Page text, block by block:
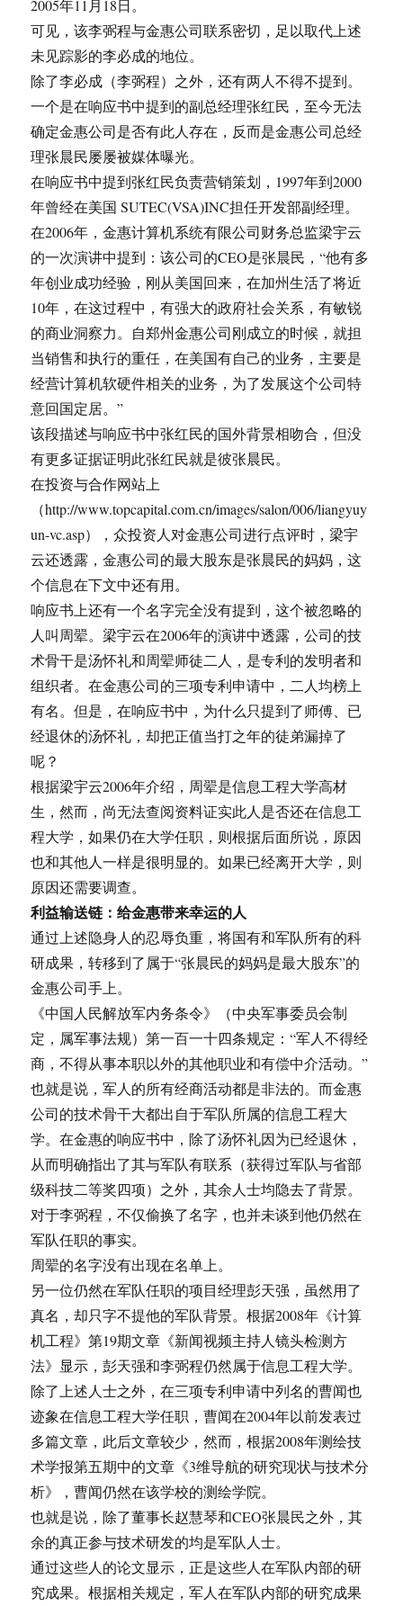
2005年11月18日。
可见，该李弼程与金惠公司联系密切，足以取代上述
未见踪影的李必成的地位。
除了李必成（李弼程）之外，还有两人不得不提到。
一个是在响应书中提到的副总经理张红民，至今无法
确定金惠公司是否有此人存在，反而是金惠公司总经
理张晨民屡屡被媒体曝光。
在响应书中提到张红民负责营销策划，1997年到2000
年曾经在美国 SUTEC(VSA)INC担任开发部副经理。
在2006年，金惠计算机系统有限公司财务总监梁宇云
的一次演讲中提到：该公司的CEO是张晨民，“他有多
年创业成功经验，刚从美国回来，在加州生活了将近
10年，在这过程中，有强大的政府社会关系，有敏锐
的商业洞察力。自郑州金惠公司刚成立的时候，就担
当销售和执行的重任，在美国有自己的业务，主要是
经营计算机软硬件相关的业务，为了发展这个公司特
意回国定居。”
该段描述与响应书中张红民的国外背景相吻合，但没
有更多证据证明此张红民就是彼张晨民。
在投资与合作网站上
（http://www.topcapital.com.cn/images/salon/006/liangyuy
un-vc.asp），众投资人对金惠公司进行点评时，梁宇
云还透露，金惠公司的最大股东是张晨民的妈妈，这
个信息在下文中还有用。
响应书上还有一个名字完全没有提到，这个被忽略的
人叫周翚。梁宇云在2006年的演讲中透露，公司的技
术骨干是汤怀礼和周翚师徒二人，是专利的发明者和
组织者。在金惠公司的三项专利申请中，二人均榜上
有名。但是，在响应书中，为什么只提到了师傅、已
经退休的汤怀礼，却把正值当打之年的徒弟漏掉了
呢？
根据梁宇云2006年介绍，周翚是信息工程大学高材
生，然而，尚无法查阅资料证实此人是否还在信息工
程大学，如果仍在大学任职，则根据后面所说，原因
也和其他人一样是很明显的。如果已经离开大学，则
原因还需要调查。
利益输送链：给金惠带来幸运的人
通过上述隐身人的忍辱负重，将国有和军队所有的科
研成果，转移到了属于“张晨民的妈妈是最大股东”的
金惠公司手上。
《中国人民解放军内务条令》（中央军事委员会制
定，属军事法规）第一百一十四条规定：“军人不得经
商，不得从事本职以外的其他职业和有偿中介活动。”
也就是说，军人的所有经商活动都是非法的。而金惠
公司的技术骨干大都出自于军队所属的信息工程大
学。在金惠的响应书中，除了汤怀礼因为已经退休，
从而明确指出了其与军队有联系（获得过军队与省部
级科技二等奖四项）之外，其余人士均隐去了背景。
对于李弼程，不仅偷换了名字，也并未谈到他仍然在
军队任职的事实。
周翚的名字没有出现在名单上。
另一位仍然在军队任职的项目经理彭天强，虽然用了
真名，却只字不提他的军队背景。根据2008年《计算
机工程》第19期文章《新闻视频主持人镜头检测方
法》显示，彭天强和李弼程仍然属于信息工程大学。
除了上述人士之外，在三项专利申请中列名的曹闻也
迹象在信息工程大学任职，曹闻在2004年以前发表过
多篇文章，此后文章较少，然而，根据2008年测绘技
术学报第五期中的文章《3维导航的研究现状与技术分
析》，曹闻仍然在该学校的测绘学院。
也就是说，除了董事长赵慧琴和CEO张晨民之外，其
余的真正参与技术研发的均是军队人士。
通过这些人的论文显示，正是这些人在军队内部的研
究成果。根据相关规定，军人在军队内部的研究成果